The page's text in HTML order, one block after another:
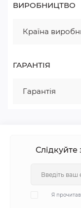
ВИРОБНИЦТВО
Країна
ГАРАНТІЯ
Гарантія
Слідкуйте
Я прочитав